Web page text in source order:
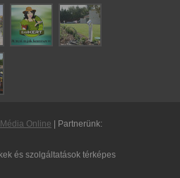
Média Online | Partnerünk:
és szolgáltatások térképes